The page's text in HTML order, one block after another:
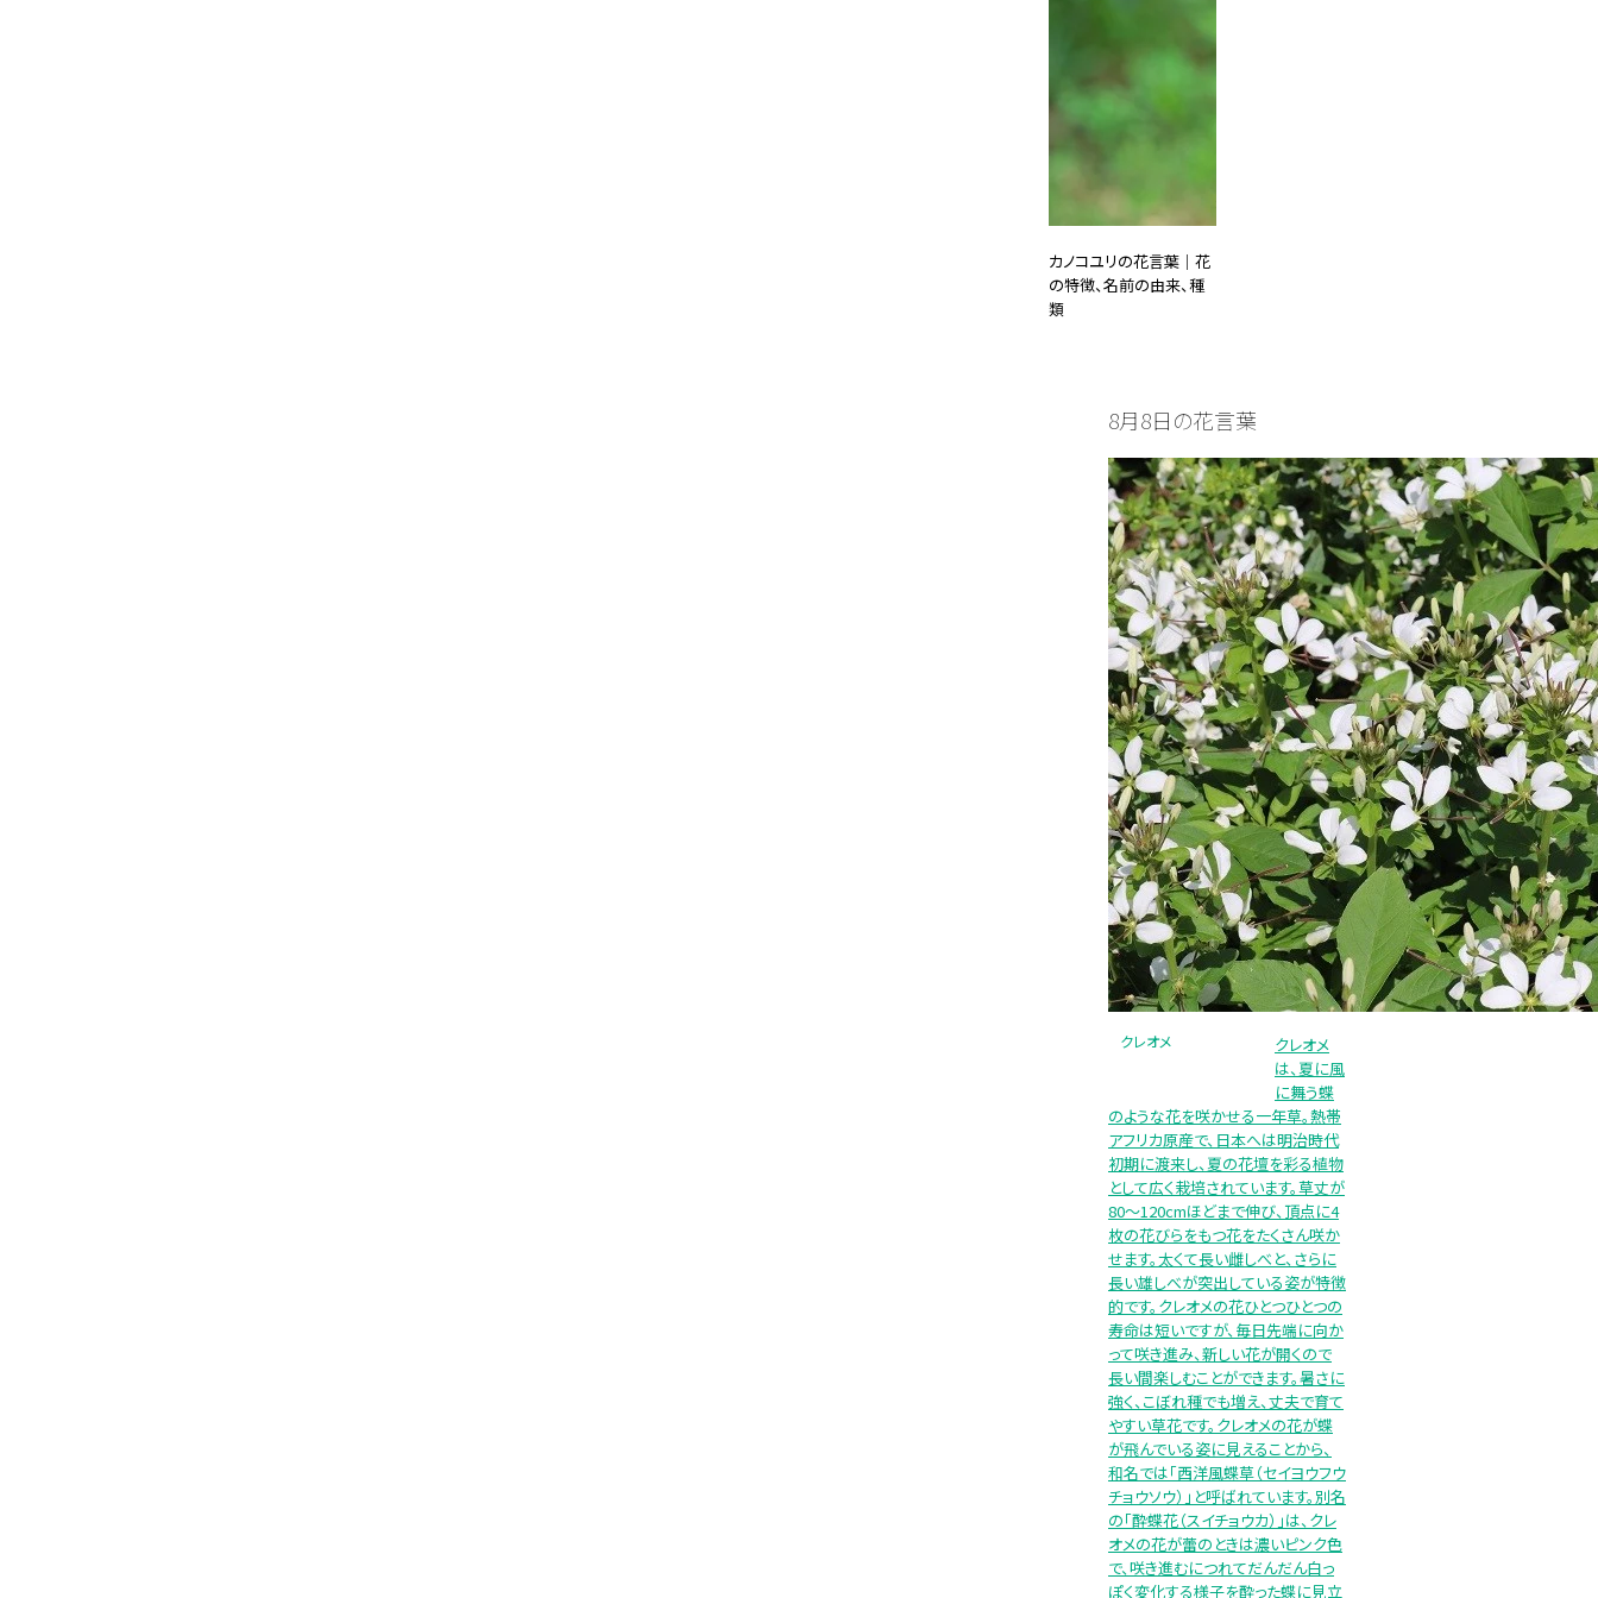
カノコユリの花言葉｜花
の特徴、名前の由来、種
類
8月8日の花言葉
クレオメ
クレオメ
は、夏に風
に舞う蝶
のような花を咲かせる一年草。熱帯
アフリカ原産で、日本へは明治時代
初期に渡来し、夏の花壇を彩る植物
として広く栽培されています。草丈が
80～120cmほどまで伸び、頂点に4
枚の花びらをもつ花をたくさん咲か
せます。太くて長い雌しべと、さらに
長い雄しべが突出している姿が特徴
的です。クレオメの花ひとつひとつの
寿命は短いですが、毎日先端に向か
って咲き進み、新しい花が開くので
長い間楽しむことができます。暑さに
強く、こぼれ種でも増え、丈夫で育て
やすい草花です。クレオメの花が蝶
が飛んでいる姿に見えることから、
和名では「西洋風蝶草（セイヨウフウ
チョウソウ）」と呼ばれています。別名
の「酔蝶花（スイチョウカ）」は、クレ
オメの花が蕾のときは濃いピンク色
で、咲き進むにつれてだんだん白っ
ぽく変化する様子を酔った蝶に見立